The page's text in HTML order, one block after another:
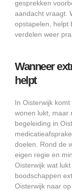
gesprekken
aandacht vraagt.
opstapelen, helpt
verdelen weer
Wanneer
helpt
In Oisterwijk
wonen lukt, maar
begeleiding in
doelen. Rond de
eigen regie en
Oisterwijk wat
boodschappen
Oisterwijk naar